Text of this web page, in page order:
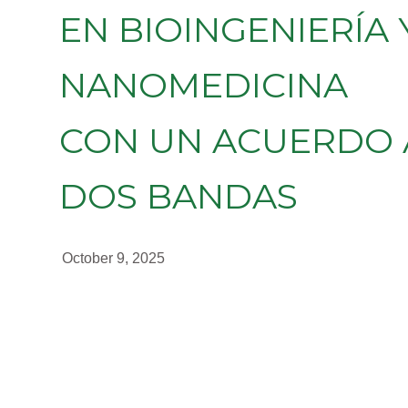
EN BIOINGENIERÍA
NANOMEDICINA
CON UN ACUERDO
DOS BANDAS
October 9, 2025